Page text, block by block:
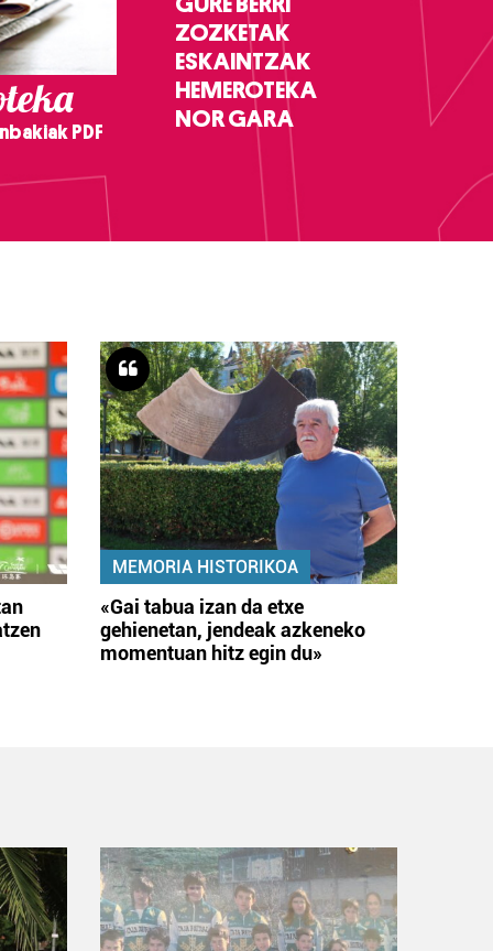
PDF
ZOZKETAK
ESKAINTZAK
HEMEROTEKA
NOR GARA
MEMORIA HISTORIKOA
«Gai tabua izan da etxe
gehienetan, jendeak azkeneko
momentuan hitz egin du»